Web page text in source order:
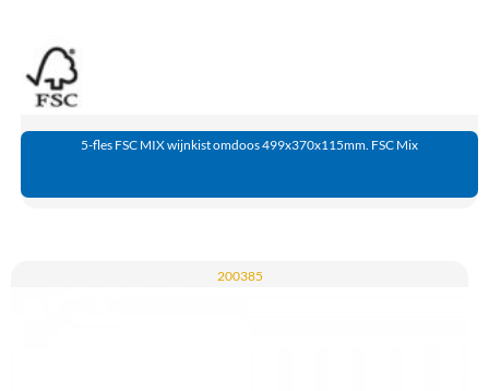
5-fles FSC MIX wijnkist omdoos 499x370x115mm. FSC Mix
200385